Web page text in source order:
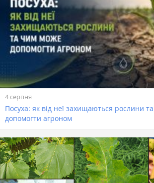
4 серпня
Посуха: як від неї захищаються рослини
допомогти агроном